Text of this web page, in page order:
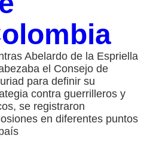
Abelardo de la Espriella
el Consejo de
para definir su
contra guerrilleros y
se registraron
en diferentes puntos